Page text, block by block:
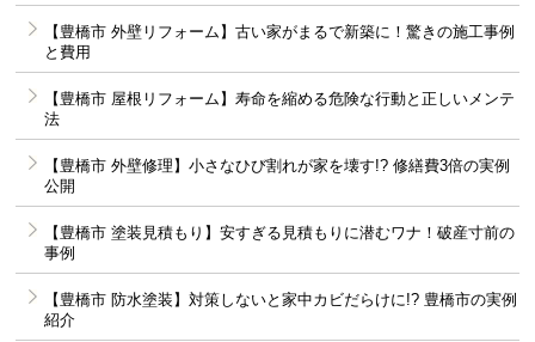
【豊橋市 外壁リフォーム】古い家がまるで新築に！驚きの施工事例
と費用
【豊橋市 屋根リフォーム】寿命を縮める危険な行動と正しいメンテ
法
【豊橋市 外壁修理】小さなひび割れが家を壊す!? 修繕費3倍の実例
公開
【豊橋市 塗装見積もり】安すぎる見積もりに潜むワナ！破産寸前の
事例
【豊橋市 防水塗装】対策しないと家中カビだらけに!? 豊橋市の実例
紹介